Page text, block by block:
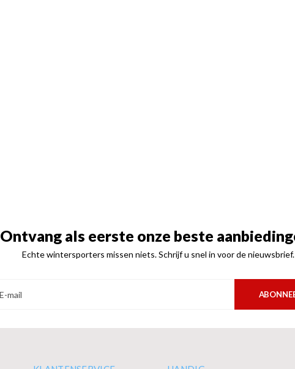
Ontvang als eerste onze beste
Echte wintersporters missen niets. Schrijf u snel in voor de nieuwsbrief.